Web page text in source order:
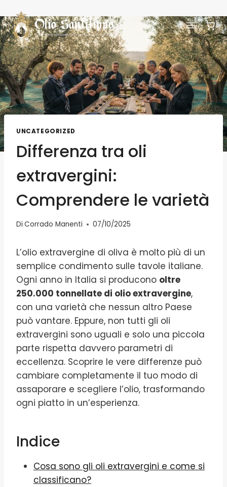
UNCATEGORIZED
Differenza tra oli
extravergini:
Comprendere le varietà
Di Corrado Manenti 07/10/2025
L’olio extravergine di oliva è molto più di un
semplice condimento sulle tavole italiane.
Ogni anno in Italia si producono oltre
250.000 tonnellate di olio extravergine,
con una varietà che nessun altro Paese
può vantare. Eppure, non tutti gli oli
extravergini sono uguali e solo una piccola
parte rispetta davvero parametri di
eccellenza. Scoprire le vere differenze può
cambiare completamente il tuo modo di
assaporare e scegliere l’olio, trasformando
ogni piatto in un’esperienza.
Indice
Cosa sono gli oli extravergini e come si
classificano?